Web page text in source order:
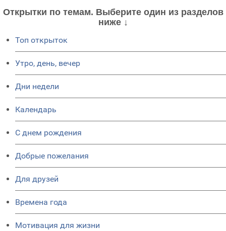
Открытки по темам. Выберите один из разделов
ниже ↓
Топ открыток
Утро, день, вечер
Дни недели
Календарь
C днем рождения
Добрые пожелания
Для друзей
Времена года
Мотивация для жизни